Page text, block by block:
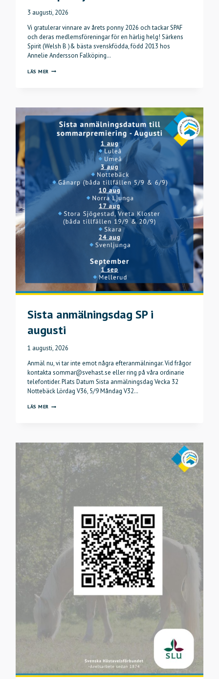
3 augusti, 2026
Vi gratulerar vinnare av årets ponny 2026 och tackar SPAF
och deras medlemsföreningar för en härlig helg! Särkens
Spirit (Welsh B )& bästa svenskfödda, född 2013 hos
Annelie Andersson Falköping…
LÄS MER ÅRETS
Sista anmälningsdag SP i
augusti
1 augusti, 2026
Anmäl nu, vi tar inte emot några efteranmälningar. Vid frågor
kontakta sommar@svehast.se eller ring på våra ordinarie
telefontider. Plats Datum Sista anmälningsdag Vecka 32
Nottebäck Lördag V36, 5/9 Måndag V32…
LÄS MER SISTA
AUGUSTI